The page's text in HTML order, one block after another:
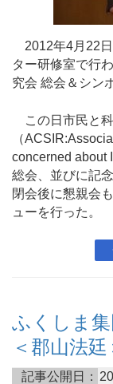
2012年4月22日
ター研修室で行
究会 総会＆シン
この日市民と
（
concerned about
総会、並びに記
閉会後に懇親会
ューを行った。
ふくしま
＜郡山法廷
記事公開日：